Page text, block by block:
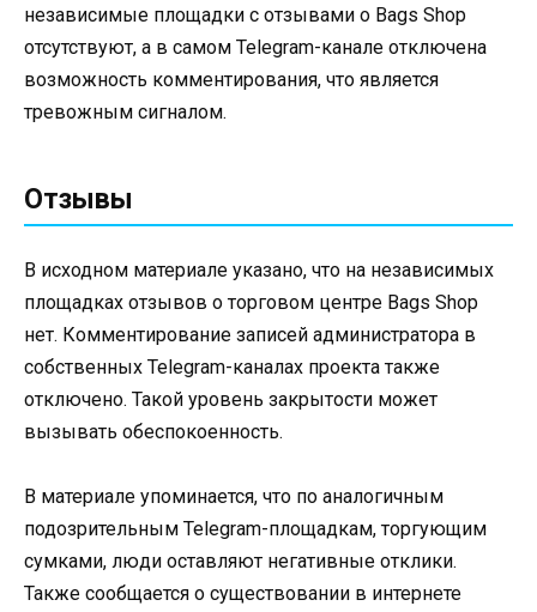
независимые площадки с отзывами о Bags Shop
отсутствуют, а в самом Telegram-канале отключена
возможность комментирования, что является
тревожным сигналом.
Отзывы
В исходном материале указано, что на независимых
площадках отзывов о торговом центре Bags Shop
нет. Комментирование записей администратора в
собственных Telegram-каналах проекта также
отключено. Такой уровень закрытости может
вызывать обеспокоенность.
В материале упоминается, что по аналогичным
подозрительным Telegram-площадкам, торгующим
сумками, люди оставляют негативные отклики.
Также сообщается о существовании в интернете